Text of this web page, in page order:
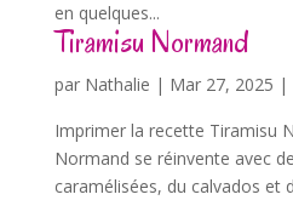
en quelques...
Tiramisu Normand
par Nathalie | Mar 27, 2025 |
Imprimer la recette Tiramisu
Normand se réinvente avec
caramélisées, du calvados et